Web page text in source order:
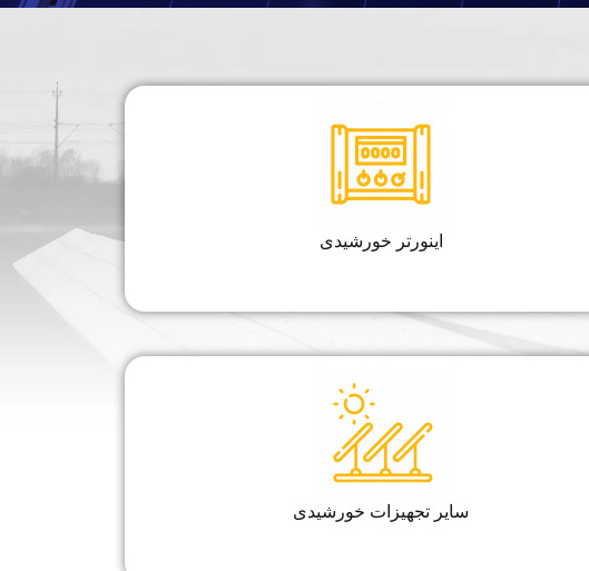
اینورتر خورشیدی
سایر تجهیزات خورشیدی